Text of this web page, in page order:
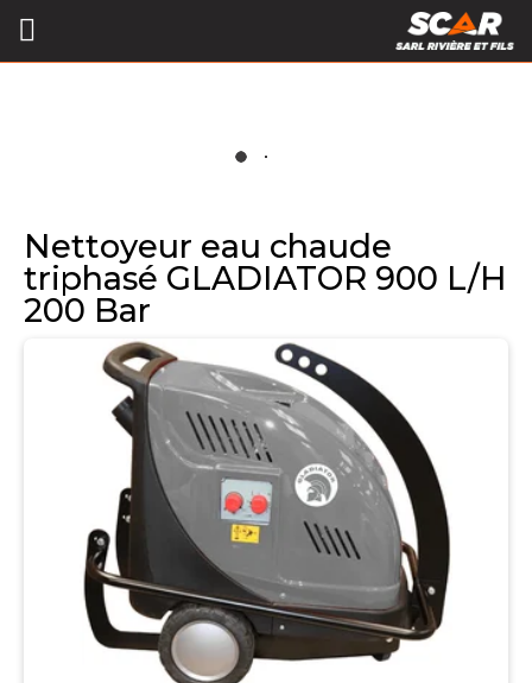
Nettoyeur eau chaude
triphasé GLADIATOR 900 L/H
200 Bar